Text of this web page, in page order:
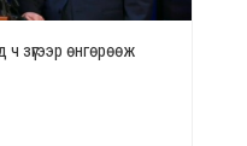
зүгээр өнгөрөөж